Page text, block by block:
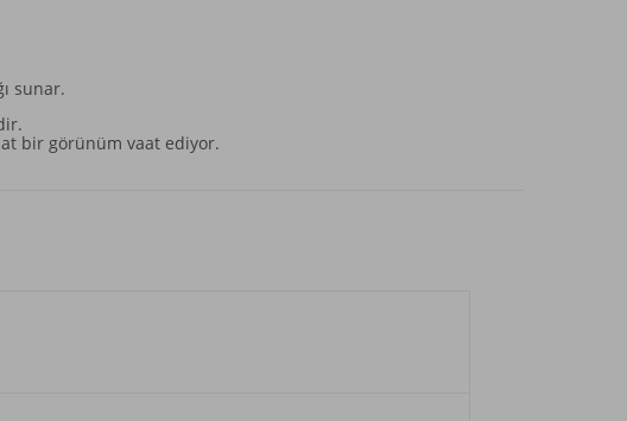
sunar.
bir görünüm vaat ediyor.